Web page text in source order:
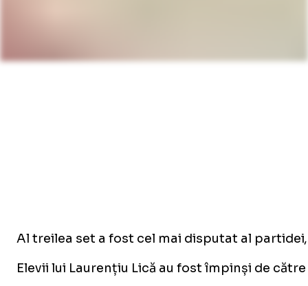
Al treilea set a fost cel mai disputat al
Elevii lui Laurențiu Lică au fost împinși de